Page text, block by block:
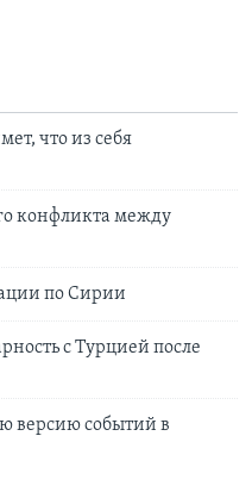
что из себя
конфликта между
по Сирии
с Турцией после
версию событий в